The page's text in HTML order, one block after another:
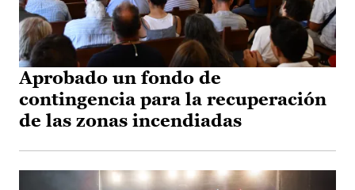
Aprobado un fondo de
contingencia para la recuperación
de las zonas incendiadas